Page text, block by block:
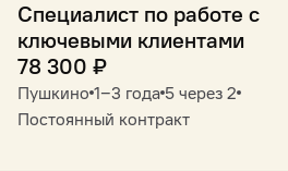
Специалист по работе с
ключевыми клиентами
78 300 ₽
Пушкино 1‒3 года 5 через 2
Постоянный контракт